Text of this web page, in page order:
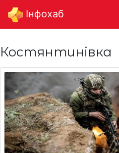
Інфохаб
Костянтинівка